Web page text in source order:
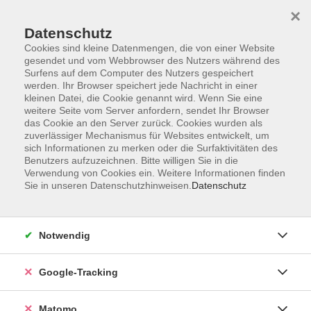
Skip to main content
31 Kurse
Datenschutz
Cookies sind kleine Datenmengen, die von einer Website
gesendet und vom Webbrowser des Nutzers während des
Surfens auf dem Computer des Nutzers gespeichert
werden. Ihr Browser speichert jede Nachricht in einer
kleinen Datei, die Cookie genannt wird. Wenn Sie eine
weitere Seite vom Server anfordern, sendet Ihr Browser
das Cookie an den Server zurück. Cookies wurden als
zuverlässiger Mechanismus für Websites entwickelt, um
sich Informationen zu merken oder die Surfaktivitäten des
Benutzers aufzuzeichnen. Bitte willigen Sie in die
Verwendung von Cookies ein. Weitere Informationen finden
Sie in unseren Datenschutzhinweisen. Datenschutz
×
Notwendig
Google-Tracking